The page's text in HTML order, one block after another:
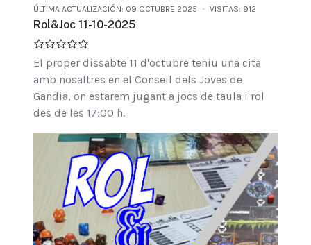
ÚLTIMA ACTUALIZACIÓN: 09 OCTUBRE 2025
VISITAS: 912
Rol&Joc 11-10-2025
El proper dissabte 11 d'octubre teniu una cita
amb nosaltres en el Consell dels Joves de
Gandia, on estarem jugant a jocs de taula i rol
des de les 17:00 h.